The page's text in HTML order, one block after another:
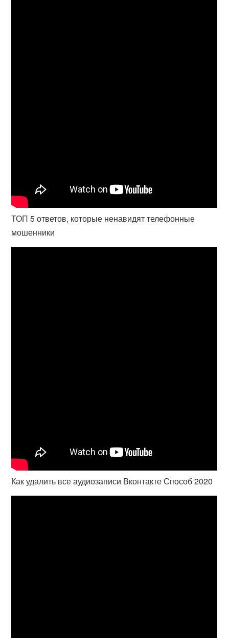
ТОП 5 ответов, которые ненавидят телефонные
мошенники
Как удалить все аудиозаписи Вконтакте Способ 2020